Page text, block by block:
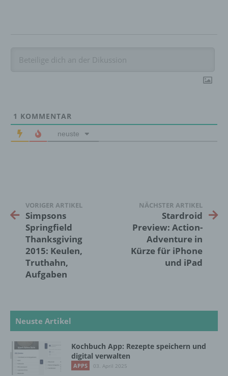
1 KOMMENTAR
neuste
VORIGER ARTIKEL
Simpsons
Springfield
Thanksgiving
2015: Keulen,
Truthahn,
Aufgaben
NÄCHSTER ARTIKEL
Stardroid
Preview: Action-
Adventure in
Kürze für iPhone
und iPad
Neuste Artikel
Kochbuch App: Rezepte speichern und
digital verwalten
APPS 03. April 2025
Einschränkung der Verarbeitung ist die
e) Profiling
die sich auf eine natürliche Person beziehen,
zu bewerten, insbesondere, um Aspekte
bezüglich Arbeitsleistung, wirtschaftlicher
Lage, Gesundheit, persönlicher Vorlieben,
Interessen, Zuverlässigkeit, Verhalten,
Aufenthaltsort oder Ortswechsel dieser
natürlichen Person zu analysieren oder
vorherzusagen.
Pseudonymisierung ist die Verarbeitung
auf welche die personenbezogenen Daten
ohne Hinzuziehung zusätzlicher
Informationen nicht mehr einer spezifischen